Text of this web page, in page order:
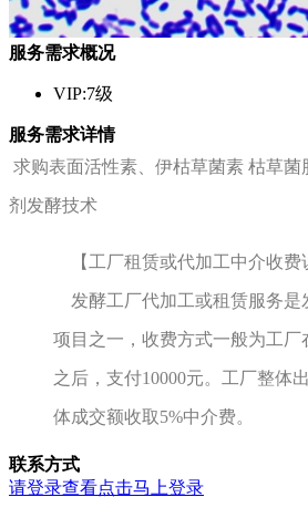
服务需求概况
VIP:7级
服务需求详情
求购表面活性素、伊枯草菌素 枯草菌
剂发酵技术
【工厂租赁或代加工中介收费
发酵工厂代加工或租赁服务是
项目之一，收费方式一般为工厂
之后，支付10000元。工厂整体
体成交额收取5%中介费。
联系方式
请登录查看点击马上登录